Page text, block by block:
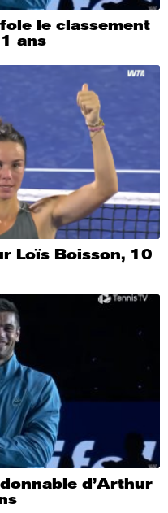
le classement
ans
Loïs Boisson, 10
d’Arthur